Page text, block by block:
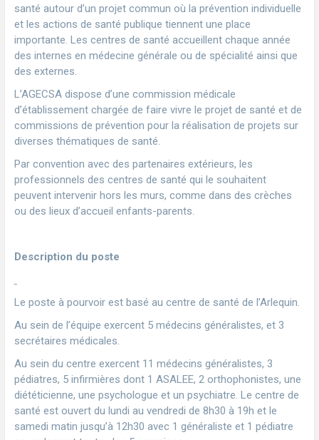
santé autour d’un projet commun où la prévention individuelle
et les actions de santé publique tiennent une place
importante. Les centres de santé accueillent chaque année
des internes en médecine générale ou de spécialité ainsi que
des externes.
L’AGECSA dispose d’une commission médicale
d’établissement chargée de faire vivre le projet de santé et de
commissions de prévention pour la réalisation de projets sur
diverses thématiques de santé.
Par convention avec des partenaires extérieurs, les
professionnels des centres de santé qui le souhaitent
peuvent intervenir hors les murs, comme dans des crèches
ou des lieux d’accueil enfants-parents.
Description du poste
Le poste à pourvoir est basé au centre de santé de l’Arlequin.
Au sein de l’équipe exercent 5 médecins généralistes, et 3
secrétaires médicales.
Au sein du centre exercent 11 médecins généralistes, 3
pédiatres, 5 infirmières dont 1 ASALEE, 2 orthophonistes, une
diététicienne, une psychologue et un psychiatre. Le centre de
santé est ouvert du lundi au vendredi de 8h30 à 19h et le
samedi matin jusqu’à 12h30 avec 1 généraliste et 1 pédiatre